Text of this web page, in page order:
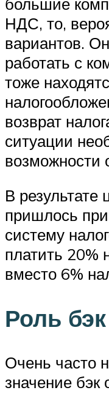
НДС, то,
вариантов.
работать с
тоже
возврат
ситуации
возможности
В результате
пришлось
систему
платить 20%
вместо 6%
Роль
Очень часто
значение